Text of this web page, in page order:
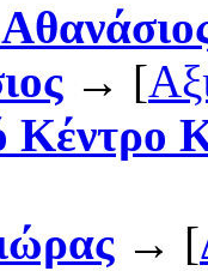
→ [
Κέντρο
→ [